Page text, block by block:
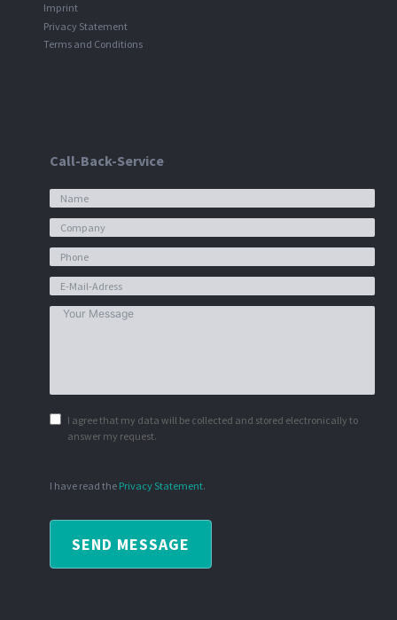
Imprint
Privacy Statement
Terms and Conditions
Call-Back-Service
I agree that my data will be collected and stored electronically to
answer my request.
I have read the Privacy Statement.
SEND MESSAGE